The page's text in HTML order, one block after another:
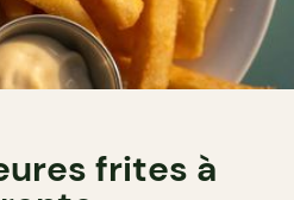
frites à